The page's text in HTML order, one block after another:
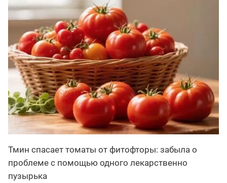
Тмин спасает томаты от фитофторы: забыла о
проблеме с помощью одного лекарственно
пузырька